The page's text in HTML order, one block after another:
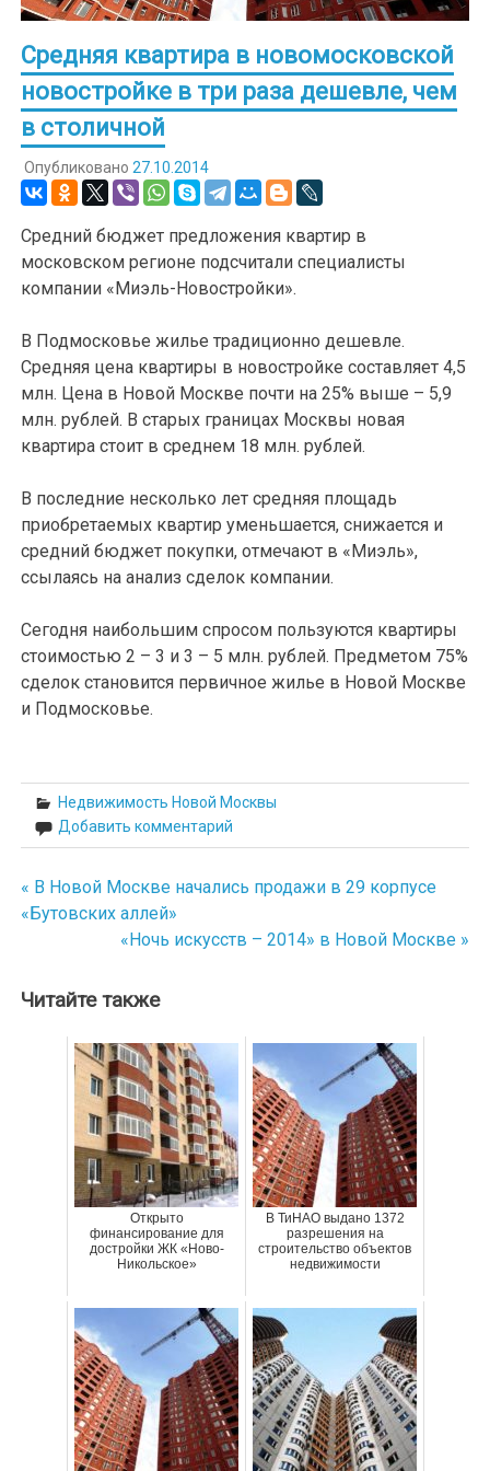
Средняя квартира в новомосковской
новостройке в три раза дешевле, чем
в столичной
Опубликовано 27.10.2014
Средний бюджет предложения квартир в
московском регионе подсчитали специалисты
компании «Миэль-Новостройки».
В Подмосковье жилье традиционно дешевле.
Средняя цена квартиры в новостройке составляет 4,5
млн. Цена в Новой Москве почти на 25% выше – 5,9
млн. рублей. В старых границах Москвы новая
квартира стоит в среднем 18 млн. рублей.
В последние несколько лет средняя площадь
приобретаемых квартир уменьшается, снижается и
средний бюджет покупки, отмечают в «Миэль»,
ссылаясь на анализ сделок компании.
Сегодня наибольшим спросом пользуются квартиры
стоимостью 2 – 3 и 3 – 5 млн. рублей. Предметом 75%
сделок становится первичное жилье в Новой Москве
и Подмосковье.
Недвижимость Новой Москвы
Добавить комментарий
Навигация
по
« В Новой Москве начались продажи в 29 корпусе
«Бутовских аллей»
«Ночь искусств – 2014» в Новой Москве »
Читайте также
Открыто
финансирование для
достройки ЖК «Ново-
Никольское»
В ТиНАО выдано 1372
разрешения на
строительство объектов
недвижимости